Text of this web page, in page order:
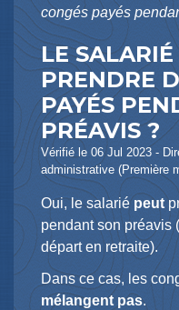
congés payés
LE
PRENDRE
PAYÉS
PRÉAVIS ?
Vérifié le 06 Jul 2023 -
administrative (Première
Oui, le salariépeut
pendant son préavis
départ en retraite).
Dans ce cas, les
mélangent pas.